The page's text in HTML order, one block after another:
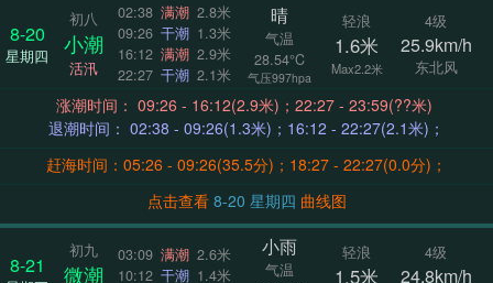
8-20
星期四
初八
小潮
活汛
02:38 满潮 2.8米
09:26 干潮 1.3米
16:12 满潮 2.9米
22:27 干潮 2.1米
晴
气温
28.54°C
气压997hpa
轻浪
1.6米
Max2.2米
4级
25.9km/h
东北风
涨潮时间： 09:26 - 16:12(2.9米)；22:27 - 23:59(??米)
退潮时间： 02:38 - 09:26(1.3米)；16:12 - 22:27(2.1米)；
赶海时间：05:26 - 09:26(35.5分)；18:27 - 22:27(0.0分)；
点击查看
8-20 星期四 曲线图
8-21
初九
微潮
03:09 满潮 2.6米
10:12 干潮 1.4米
小雨
气温
轻浪
1.5米
4级
24.8km/h